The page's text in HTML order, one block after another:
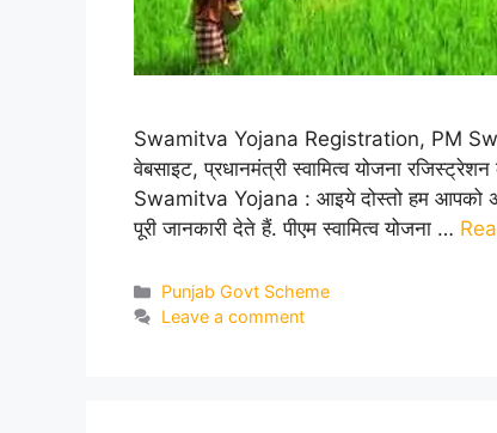
Swamitva Yojana Registration, PM
वेबसाइट, प्रधानमंत्री स्वामित्व योजना
Swamitva Yojana : आइये दोस्तो हम आपको
पूरी जानकारी देते हैं. पीएम स्वामित्व योजना …
Categories
Punjab Govt Scheme
Leave a comment